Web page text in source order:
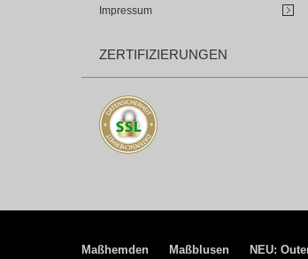
Impressum
ZERTIFIZIERUNGEN
Maßhemden Maßblusen NEU: